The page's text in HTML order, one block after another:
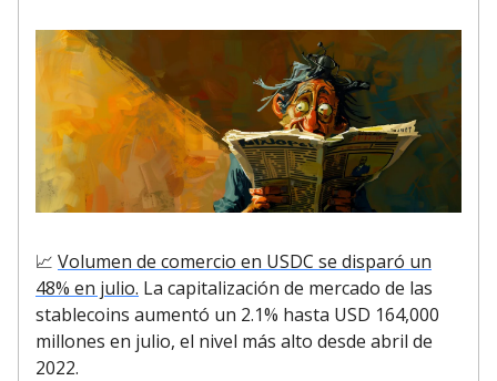
📈 Volumen de comercio en USDC se disparó un
48% en julio. La capitalización de mercado de las
stablecoins aumentó un 2.1% hasta USD 164,000
millones en julio, el nivel más alto desde abril de
2022.